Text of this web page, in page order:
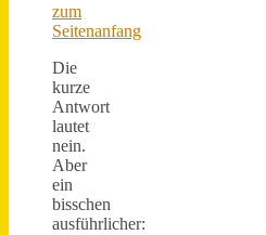
zum
Seitenanfang
Die
kurze
Antwort
lautet
nein.
Aber
ein
bisschen
ausführlicher: